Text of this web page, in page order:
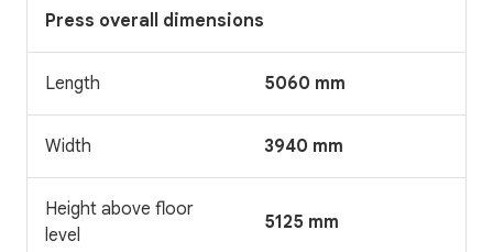
Press overall dimensions
Length 5060 mm
Width 3940 mm
Height above floor
level
5125 mm